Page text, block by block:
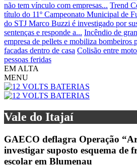
não tem vínculo com empresas... Trend
título do 11º Campeonato Municipal de
do STJ Marco Buzzi é investigado por
sentenças e responde a... Incêndio de
empresa de pellets e mobiliza bombeiros
facadas dentro de casa Colisão entre
pessoas feridas
EM ALTA
MENU
Vale do Itajaí
GAECO deflagra Operação
investigar suposto esquema de
escolar em Blumenau